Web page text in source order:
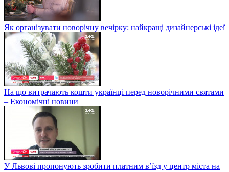
Як організувати новорічну вечірку: найкращі дизайнерські ідеї
На що витрачають кошти українці перед новорічними святами
– Економічні новини
У Львові пропонують зробити платним в’їзд у центр міста на